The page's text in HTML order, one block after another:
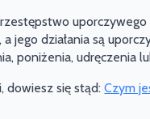
jego działania są
poniżenia, udręczenia
dowiesz się stąd:Czym